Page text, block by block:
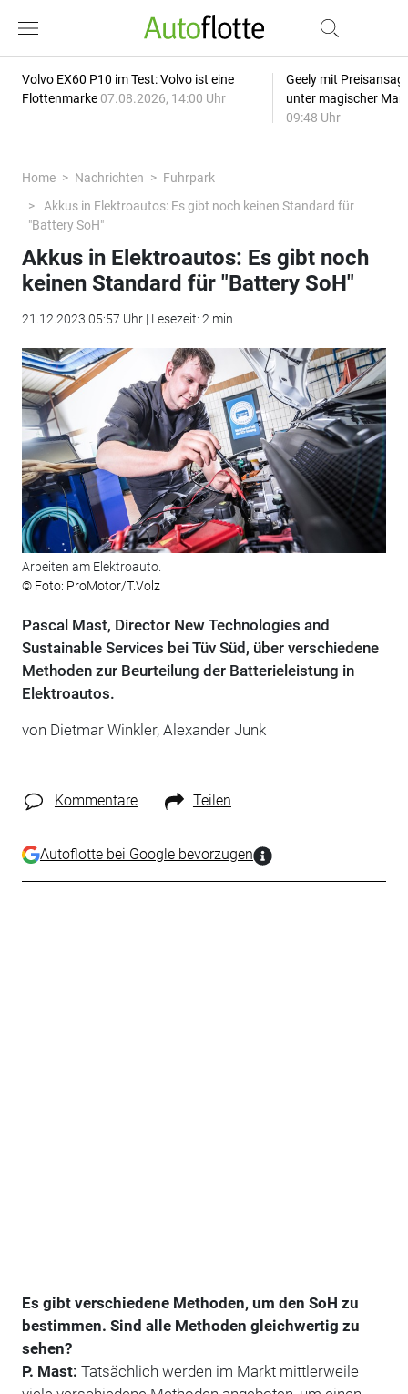
Volvo EX60 P10 im Test: Volvo ist eine
Flottenmarke 07.08.2026, 14:00 Uhr
Geely mit
unter magischer
09:48 Uhr
Home Nachrichten
Fuhrpark
Akkus in Elektroautos: Es gibt noch keinen Standard für
"Battery SoH"
Akkus in Elektroautos: Es gibt noch
keinen Standard für "Battery SoH"
21.12.2023 05:57 Uhr | Lesezeit: 2 min
Arbeiten am Elektroauto.
© Foto: ProMotor/T.Volz
Pascal Mast, Director New Technologies and
Sustainable Services bei Tüv Süd, über verschiedene
Methoden zur Beurteilung der Batterieleistung in
Elektroautos.
von Dietmar Winkler, Alexander Junk
Kommentare Teilen
Autoflotte bei Google bevorzugen
Es gibt verschiedene Methoden, um den SoH zu
bestimmen. Sind alle Methoden gleichwertig zu
sehen?
P. Mast: Tatsächlich werden im Markt mittlerweile